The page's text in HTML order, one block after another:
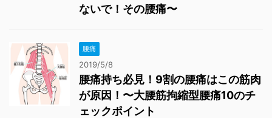
ないで！その腰痛〜
腰痛
2019/5/8
腰痛持ち必見！9割の腰痛はこの筋肉
が原因！〜大腰筋拘縮型腰痛10のチ
ェックポイント